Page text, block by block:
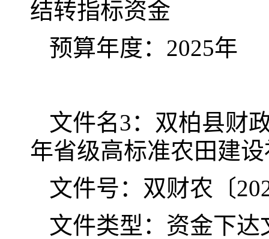
结转指标资金
预算年度： 2025年
文件名3：双柏县财
年省级高标准农田建
文件号：双财农〔
文件类型：资金下达